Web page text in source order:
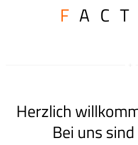
F
Herzlich
Bei uns